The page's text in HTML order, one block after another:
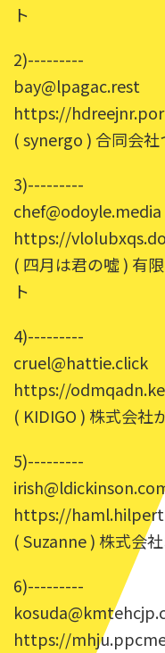
ト
2)---------
bay@lpagac.rest
https://
( synergo ) 合同会
3)---------
chef@odoyle.media
https://
( 四月は君の噓 ) 有
ト
4)---------
cruel@hattie.click
https://
( KIDIGO ) 株式会社
5)---------
https://
( Suzanne ) 株式会
6)---------
https://